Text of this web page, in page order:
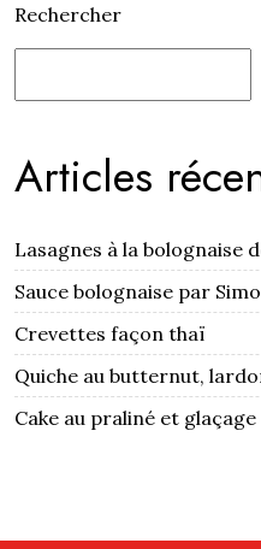
Rechercher
Articles
Lasagnes à la bolognaise
Sauce bolognaise par
Crevettes façon thaï
Quiche au butternut,
Cake au praliné et